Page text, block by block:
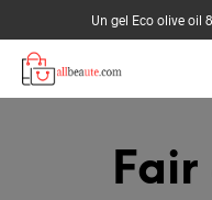
Un gel Eco olive oil
Fair